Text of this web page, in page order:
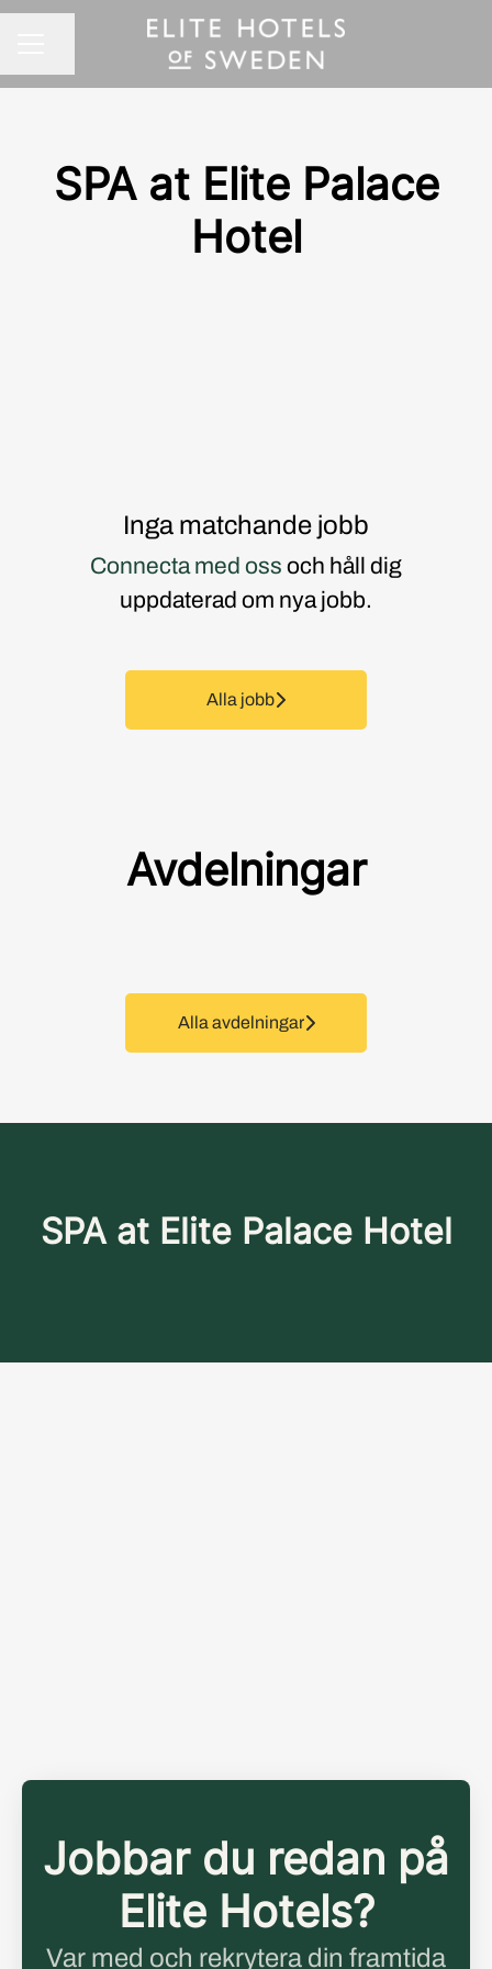
SPA at Elite Palace
Hotel
Inga matchande jobb
Connecta med oss och håll dig
uppdaterad om nya jobb.
Alla jobb
Avdelningar
Praktik och Examensarbete
Revenue Management
Alla avdelningar
SPA at Elite Palace Hotel
Jobbar du redan på
Elite Hotels?
Var med och rekrytera din framtida